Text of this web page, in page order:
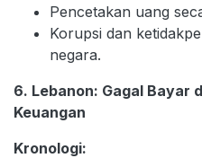
Pencetakan uang
Korupsi dan
negara.
6. Lebanon: Gagal Bayar
Keuangan
Kronologi: